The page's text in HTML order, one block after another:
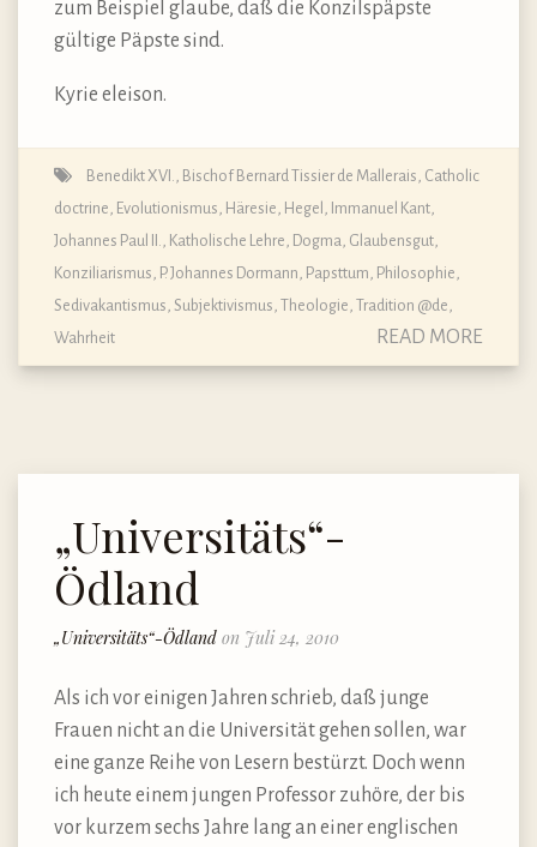
zum Beispiel glaube, daß die Konzilspäpste
gültige Päpste sind.
Kyrie eleison.
Benedikt XVI. Bischof Bernard Tissier de Mallerais Catholic
doctrine Evolutionismus Häresie Hegel Immanuel Kant
Johannes Paul II.
Katholische Lehre, Dogma, Glaubensgut
Konziliarismus P. Johannes Dormann Papsttum Philosophie
Sedivakantismus Subjektivismus Theologie Tradition @de
Wahrheit
READ MORE
„Universitäts“-
Ödland
„Universitäts“-Ödland on Juli 24, 2010
Als ich vor einigen Jahren schrieb, daß junge
Frauen nicht an die Universität gehen sollen, war
eine ganze Reihe von Lesern bestürzt. Doch wenn
ich heute einem jungen Professor zuhöre, der bis
vor kurzem sechs Jahre lang an einer englischen